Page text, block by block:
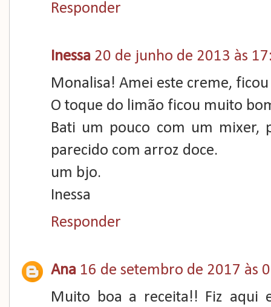
Responder
Inessa 20 de junho de 2013 às
Monalisa! Amei este creme,
O toque do limão ficou muito
Bati um pouco com um mixer,
parecido com arroz doce.
um bjo.
Inessa
Responder
Ana 16 de setembro de 2017 às
Muito boa a receita!! Fiz aqui